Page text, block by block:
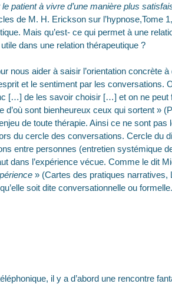
le patient à vivre d’une manière plus
de M. H. Erickson sur l’hypnose,Tome
Mais qu’est- ce qui permet à une
dans une relation thérapeutique ?
nous aider à saisir l’orientation concrète à
et le sentiment par les conversations.
[…] de les savoir choisir […] et on ne peut
d’où sont bienheureux ceux qui sortent »
de toute thérapie. Ainsi ce ne sont pas
du cercle des conversations. Cercle du
entre personnes (entretien systémique
dans l’expérience vécue. Comme le dit
» (Cartes des pratiques narratives,
soit dite conversationnelle ou
il y a d’abord une rencontre